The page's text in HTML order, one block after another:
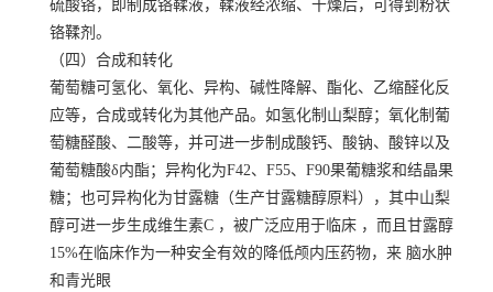
硫酸铬，即制成铬鞣液，鞣液经浓缩、干燥后，可得到粉状
铬鞣剂。
（四）合成和转化
葡萄糖可氢化、氧化、异构、碱性降解、酯化、乙缩醛化反
应等，合成或转化为其他产品。如氢化制山梨醇；氧化制葡
萄糖醛酸、二酸等，并可进一步制成酸钙、酸钠、酸锌以及
葡萄糖酸δ内酯；异构化为F42、F55、F90果葡糖浆和结晶果
糖；也可异构化为甘露糖（生产甘露糖醇原料），其中山梨
醇可进一步生成维生素C ，被广泛应用于临床 ，而且甘露醇
15%在临床作为一种安全有效的降低颅内压药物，来 脑水肿
和青光眼